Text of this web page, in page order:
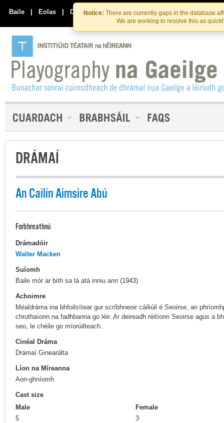
Skip
to
the
content
Skip
to
content
Notice: There are currently gaps in the database
We are working to resolve this as
Baile | Eolas | Déan Teagmháil Linn
DRÁMAÍ
An Cailín Aimsire Abú
Forbhreathnú
Drámadóir
Walter Macken
Suíomh
Baile mór ar bith sa lá atá inniu ann (1943)
Achoimre
Méaldráma ina bhfoilsítear gur scríbhneoir cáiliúil é Seoirse, an
chruthaíonn na fadhbanna go léir. Ar deireadh réitíonn Seoirse agus a
seo, le chéile go míorúilteach.
Cinéal Dráma
Drámaí Ginearálta
Líon na Míreanna
Aon-ghníomh
Cast size
Male
5
Female
3